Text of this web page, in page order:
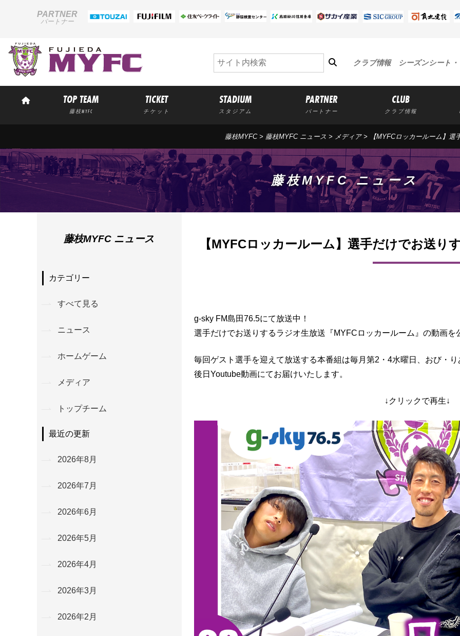
PARTNER
パートナー
クラブ情報 シーズンシート
TOP TEAM
藤枝MYFC
TICKET
チケット
STADIUM
スタジアム
PARTNER
パートナー
CLUB
クラブ情報
藤枝MYFC> 藤枝MYFC ニュース > メディア> 【MYFCロッカールーム】選
藤枝MYFC ニュース
【MYFCロッカールーム】選手だけでお送り
g-sky FM島田76.5にて放送中！
選手だけでお送りするラジオ生放送『MYFCロッカールーム』の動画
毎回ゲスト選手を迎えて放送する本番組は毎月第2・4水曜日、おび・
後日Youtube動画にてお届けいたします。
↓クリックで再生↓
藤枝MYFC ニュース
カテゴリー
すべて見る
ニュース
ホームゲーム
メディア
トップチーム
最近の更新
2026年8月
2026年7月
2026年6月
2026年5月
2026年4月
2026年3月
2026年2月